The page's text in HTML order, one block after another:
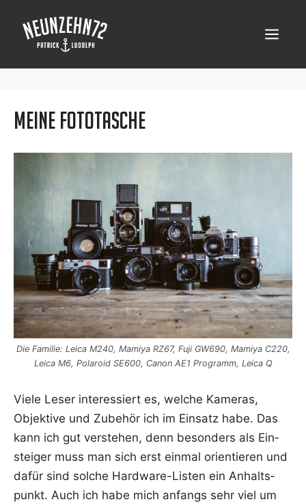
Inhalt
springen
Menü
Meine Fototasche
Die Fami­lie: Lei­ca M240, Mami­ya RZ67, Fuji GW690, Mami­ya C220,
Lei­ca M6, Pola­roid SE600, Canon AE1 Pro­gramm, Lei­ca Q
Vie­le Leser inter­es­siert es, wel­che Kame­ras,
Objek­ti­ve und Zube­hör ich im Ein­satz habe. Das
kann ich gut ver­ste­hen, denn beson­ders als Ein­
stei­ger muss man sich erst ein­mal ori­en­tie­ren und
dafür sind sol­che Hard­ware-Lis­ten ein Anhalts­
punkt. Auch ich habe mich anfangs sehr viel um